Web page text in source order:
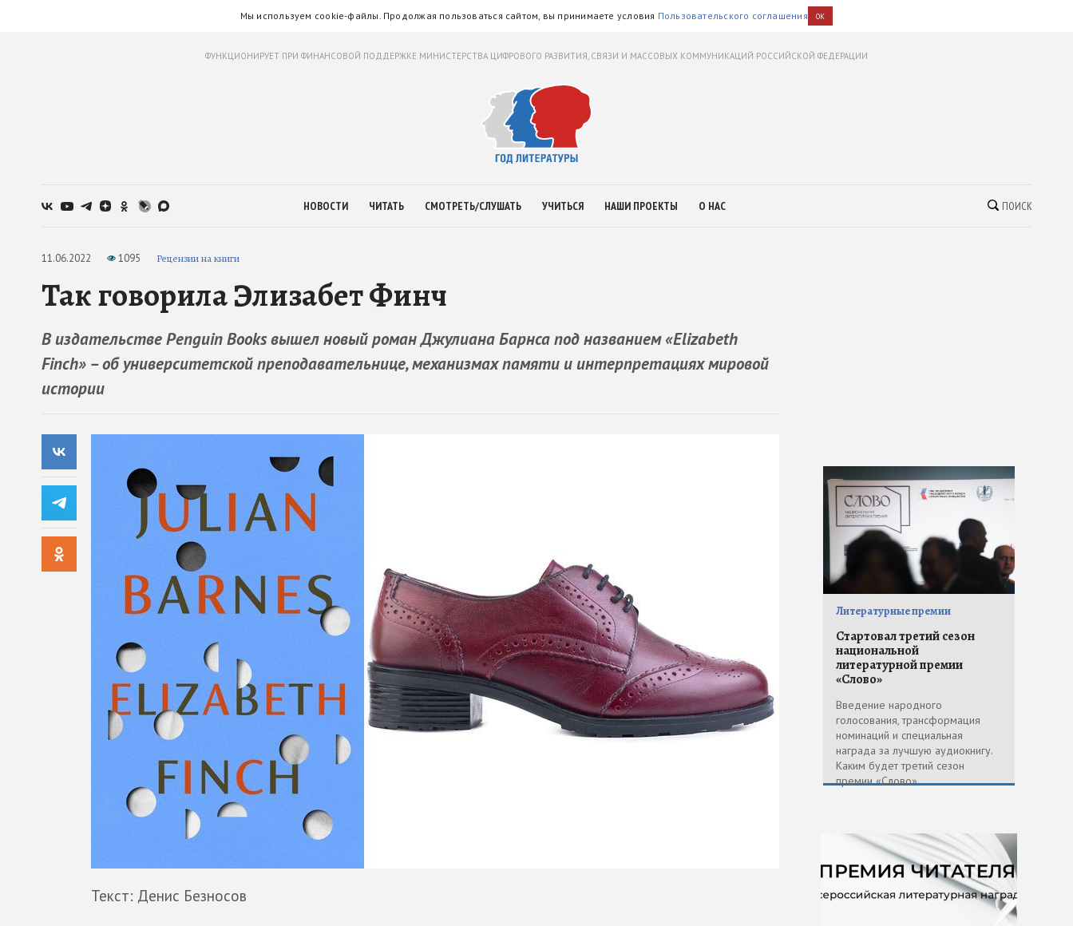
Мы используем cookie-файлы. Продолжая пользоваться сайтом, вы принимаете условия Пользовательского соглашения OK
ФУНКЦИОНИРУЕТ ПРИ ФИНАНСОВОЙ ПОДДЕРЖКЕ МИНИСТЕРСТВА ЦИФРОВОГО РАЗВИТИЯ, СВЯЗИ И МАССОВЫХ КОММУНИКАЦИЙ РОССИЙСКОЙ ФЕДЕРАЦИИ
НОВОСТИ ЧИТАТЬ СМОТРЕТЬ/СЛУШАТЬ УЧИТЬСЯ НАШИ ПРОЕКТЫ О НАС ПОИСК
11.06.2022 1095 Рецензии на книги
Так говорила Элизабет Финч
В издательстве Penguin Books вышел новый роман Джулиана Барнса под названием «Elizabeth
Finch» – об университетской преподавательнице, механизмах памяти и интерпретациях мировой
истории
Текст: Денис Безносов
Литературные премии
Стартовал третий сезон
национальной
литературной премии
«Слово»
Введение народного
голосования, трансформация
номинаций и специальная
награда за лучшую аудиокнигу.
Каким будет третий сезон
премии «Слово»